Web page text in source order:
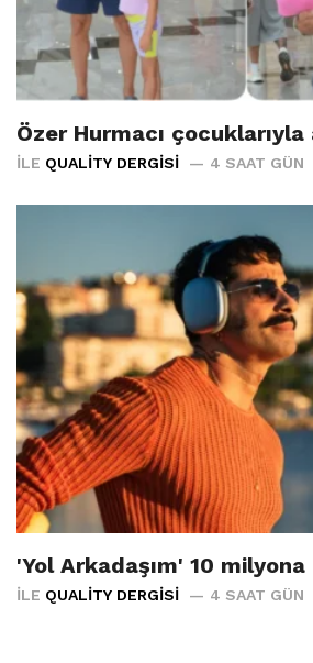
Özer Hurmacı çocuklarıyla
İLE QUALITY DERGISI 4 SAAT GÜN
'Yol Arkadaşım' 10
İLE QUALITY DERGISI 4 SAAT GÜN